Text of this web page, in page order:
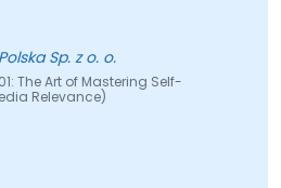
Sp. z o. o.
The Art of Mastering Self-
Relevance)